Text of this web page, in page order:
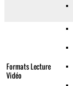
Formats Lecture
Vidéo